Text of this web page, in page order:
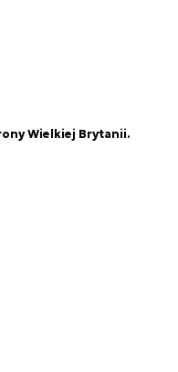
Wielkiej Brytanii.